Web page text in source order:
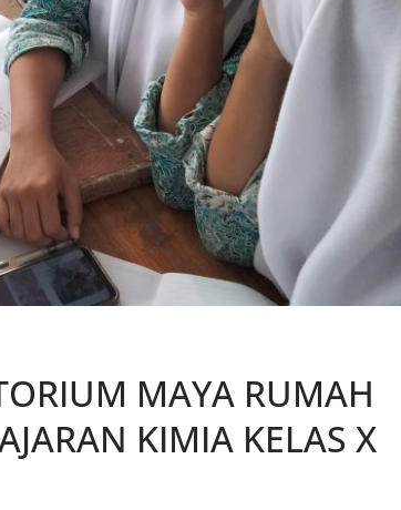
MAYA RUMAH
KIMIA KELAS X